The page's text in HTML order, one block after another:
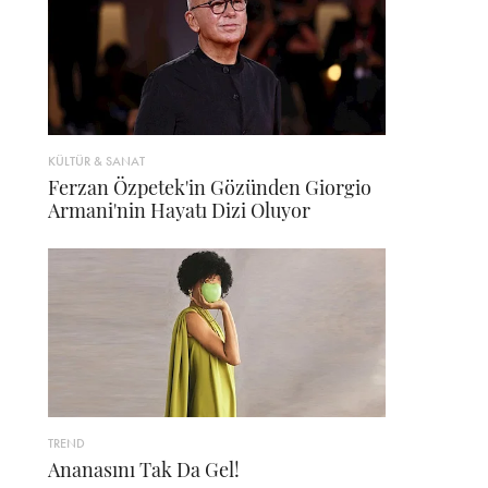
KÜLTÜR & SANAT
Ferzan Özpetek'in Gözünden Giorgio
Armani'nin Hayatı Dizi Oluyor
TREND
Ananasını Tak Da Gel!